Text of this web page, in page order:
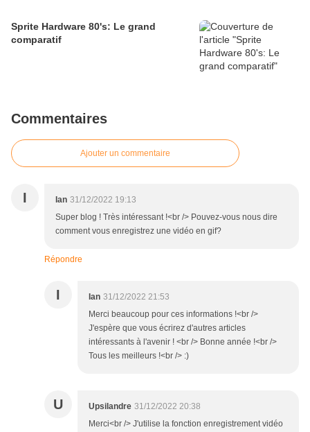
Sprite Hardware 80's: Le grand
comparatif
Commentaires
Ajouter un commentaire
I Ian 31/12/2022 19:13
Super blog ! Très intéressant !<br /> Pouvez-vous nous dire
comment vous enregistrez une vidéo en gif?
Répondre
I Ian 31/12/2022 21:53
Merci beaucoup pour ces informations !<br />
J'espère que vous écrirez d'autres articles
intéressants à l'avenir ! <br /> Bonne année !<br />
Tous les meilleurs !<br /> :)
U Upsilandre 31/12/2022 20:38
Merci<br /> J'utilise la fonction enregistrement vidéo